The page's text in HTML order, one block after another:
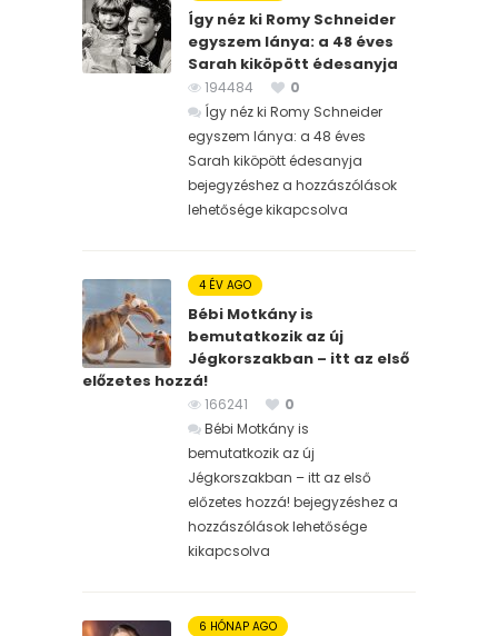
Így néz ki Romy Schneider
egyszem lánya: a 48 éves
Sarah kiköpött édesanyja
194484
0
Így néz ki Romy Schneider
egyszem lánya: a 48 éves
Sarah kiköpött édesanyja
bejegyzéshez a hozzászólások
lehetősége kikapcsolva
4 ÉV AGO
Bébi Motkány is
bemutatkozik az új
Jégkorszakban – itt az első
előzetes hozzá!
166241
0
Bébi Motkány is
bemutatkozik az új
Jégkorszakban – itt az első
előzetes hozzá! bejegyzéshez a
hozzászólások lehetősége
kikapcsolva
6 HÓNAP AGO